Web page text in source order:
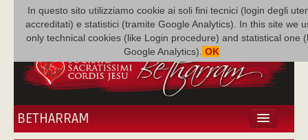
In questo sito utilizziamo cookie ai soli fini tecnici (login degli
accreditati) e statistici (tramite Google Analytics). In this site we
only technical cookies (like Login procedure) and statistical one
Google Analytics). OK
BETHARRAM